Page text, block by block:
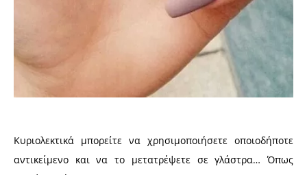
Κυριολεκτικά μπορείτε να χρησιμοποιήσετε οποιοδήποτε
αντικείμενο και να το μετατρέψετε σε γλάστρα… Όπως